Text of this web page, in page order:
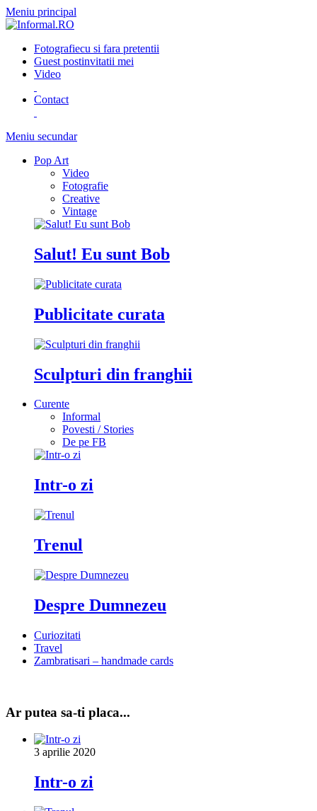
Meniu principal
Fotografiecu si fara pretentii
Guest postinvitatii mei
Video
Contact
Meniu secundar
Pop Art
Video
Fotografie
Creative
Vintage
Salut! Eu sunt Bob
Publicitate curata
Sculpturi din franghii
Curente
Informal
Povesti / Stories
De pe FB
Intr-o zi
Trenul
Despre Dumnezeu
Curiozitati
Travel
Zambratisari – handmade cards
Ar putea sa-ti placa...
3 aprilie 2020
Intr-o zi